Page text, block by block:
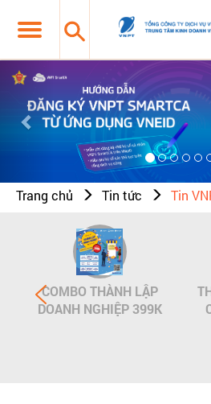
Previous
Trang chủ Tin tức Tin
COMBO THÀNH LẬP
DOANH NGHIỆP 399K